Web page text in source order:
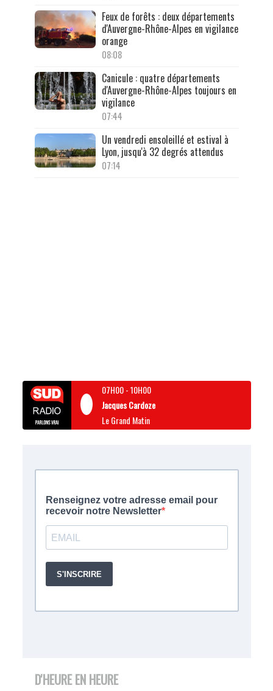
Feux de forêts : deux départements
d'Auvergne-Rhône-Alpes en vigilance
orange
08:08
Canicule : quatre départements
d'Auvergne-Rhône-Alpes toujours en
vigilance
07:44
Un vendredi ensoleillé et estival à
Lyon, jusqu'à 32 degrés attendus
07:14
07H00-10H00
Jacques Cardoze
Le Grand Matin
D'HEURE EN HEURE